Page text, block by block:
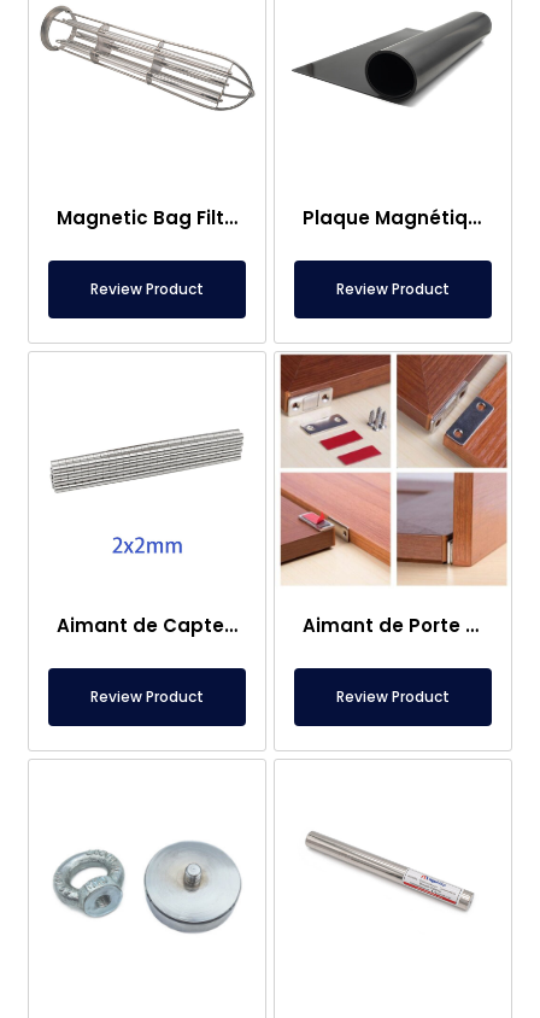
Magnetic Bag Filter Head
Review Product
Plaque Magnétique – Pour Sous Plancher – Conforme aux Normes Alimentaires
Review Product
Aimant de Capteur – 2×2 mm
Review Product
Aimant de Porte de Caravane
Review Product